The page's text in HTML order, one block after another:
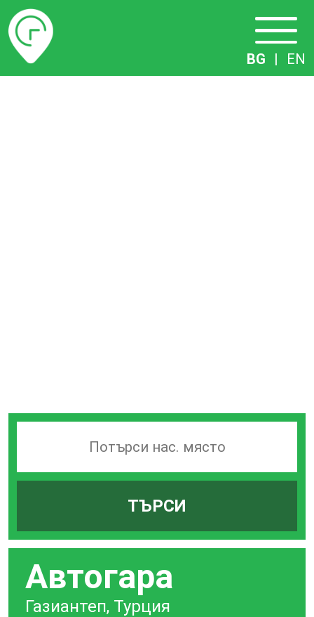
Разписание
BG | EN
на
ТЪРСИ
Автогара
Газиантеп, Турция